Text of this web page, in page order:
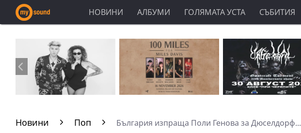
НОВИНИ АЛБУМИ ГОЛЯМАТА УСТА СЪБИТИЯ
Новини Поп България изпраща Поли Генова за Дюселдорф...